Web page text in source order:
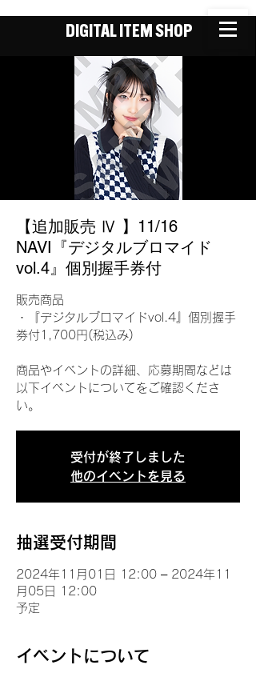
DIGITAL ITEM SHOP
【追加販売 Ⅳ 】11/16
NAVI『デジタルブロマイド
vol.4』個別握手券付
販売商品
・『デジタルブロマイドvol.4』個別握手
券付1,700円(税込み)
商品やイベントの詳細、応募期間などは
以下イベントについてをご確認くださ
い。
受付が終了しました
他のイベントを見る
抽選受付期間
2024年11月01日 12:00 – 2024年11
月05日 12:00
予定
イベントについて